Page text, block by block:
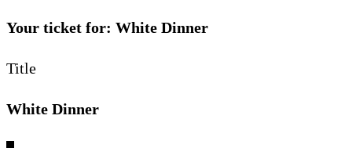
Your ticket for: White Dinner
Title
White Dinner